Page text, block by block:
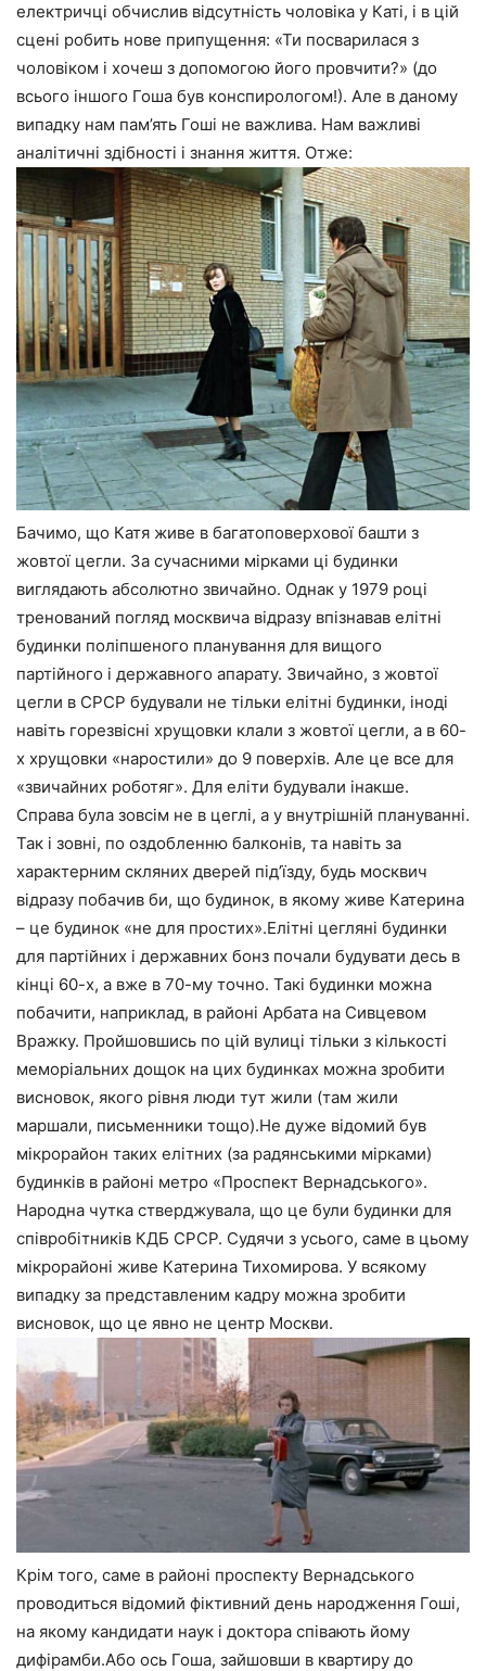
електричці обчислив відсутність чоловіка у Каті, і в цій
сцені робить нове припущення: «Ти посварилася з
чоловіком і хочеш з допомогою його провчити?» (до
всього іншого Гоша був конспирологом!). Але в даному
випадку нам пам’ять Гоші не важлива. Нам важливі
аналітичні здібності і знання життя. Отже:
Бачимо, що Катя живе в багатоповерхової башти з
жовтої цегли. За сучасними мірками ці будинки
виглядають абсолютно звичайно. Однак у 1979 році
тренований погляд москвича відразу впізнавав елітні
будинки поліпшеного планування для вищого
партійного і державного апарату. Звичайно, з жовтої
цегли в СРСР будували не тільки елітні будинки, іноді
навіть горезвісні хрущовки клали з жовтої цегли, а в 60-
х хрущовки «наростили» до 9 поверхів. Але це все для
«звичайних роботяг». Для еліти будували інакше.
Справа була зовсім не в цеглі, а у внутрішній плануванні.
Так і зовні, по оздобленню балконів, та навіть за
характерним скляних дверей під’їзду, будь москвич
відразу побачив би, що будинок, в якому живе Катерина
– це будинок «не для простих».Елітні цегляні будинки
для партійних і державних бонз почали будувати десь в
кінці 60-х, а вже в 70-му точно. Такі будинки можна
побачити, наприклад, в районі Арбата на Сивцевом
Вражку. Пройшовшись по цій вулиці тільки з кількості
меморіальних дощок на цих будинках можна зробити
висновок, якого рівня люди тут жили (там жили
маршали, письменники тощо).Не дуже відомий був
мікрорайон таких елітних (за радянськими мірками)
будинків в районі метро «Проспект Вернадського».
Народна чутка стверджувала, що це були будинки для
співробітників КДБ СРСР. Судячи з усього, саме в цьому
мікрорайоні живе Катерина Тихомирова. У всякому
випадку за представленим кадру можна зробити
висновок, що це явно не центр Москви.
Крім того, саме в районі проспекту Вернадського
проводиться відомий фіктивний день народження Гоші,
на якому кандидати наук і доктора співають йому
дифірамби.Або ось Гоша, зайшовши в квартиру до